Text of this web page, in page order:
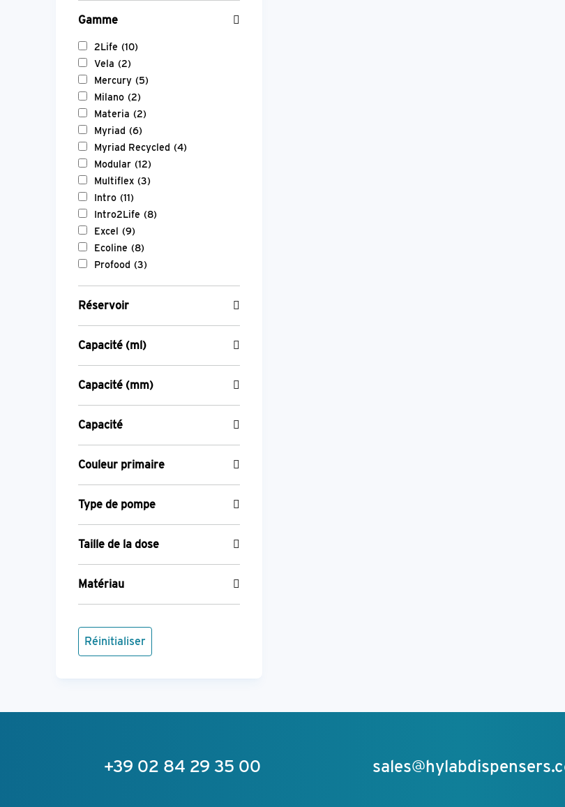
Gamme
2Life (10)
Vela (2)
Mercury (5)
Milano (2)
Materia (2)
Myriad (6)
Myriad Recycled (4)
Modular (12)
Multiflex (3)
Intro (11)
Intro2Life (8)
Excel (9)
Ecoline (8)
Profood (3)
Réservoir
Capacité (ml)
Capacité (mm)
Capacité
Couleur primaire
Type de pompe
Taille de la dose
Matériau
Réinitialiser
+39 02 84 29 35 00